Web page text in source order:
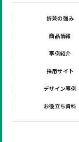
折兼の強み
商品情報
事例紹介
採用サイト
デザイン事例
お役立ち資料